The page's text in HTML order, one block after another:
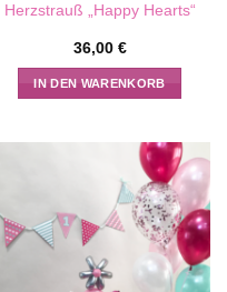
Herzstrauß „Happy Hearts“
36,00 €
IN DEN WARENKORB